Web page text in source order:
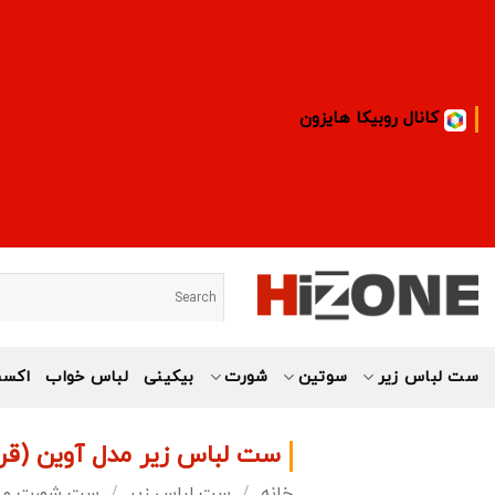
کانال روبیکا هایزون
ست لباس زیر سوتین شورت بیکینی لباس خواب
ست لباس زیر مدل آوین